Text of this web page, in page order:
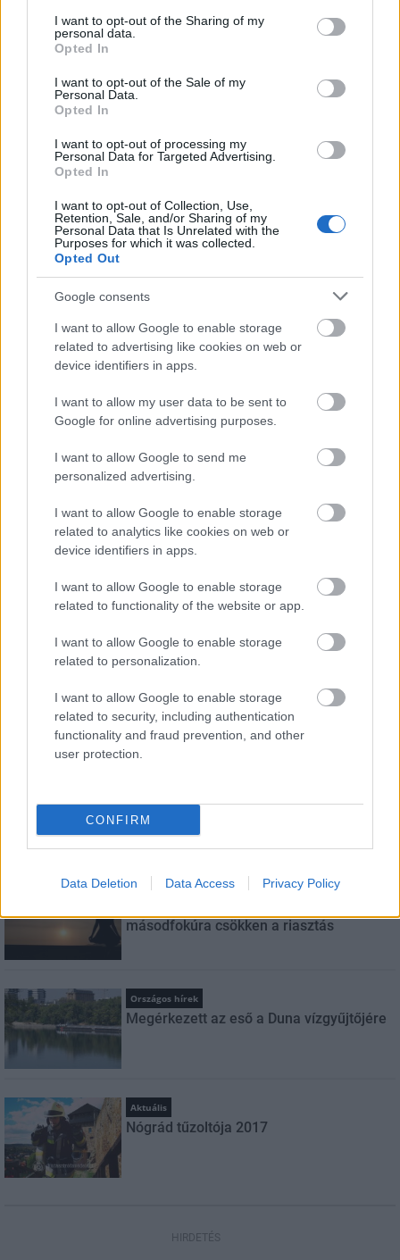
not limited to your visit or usage behaviour. You may click to
grant or deny consent to Google and its third-party tags to
use your data for below specified purposes in below Google
consent section.
I want to opt-out of the Sharing of my
personal data.
Opted In
I want to opt-out of the Sale of my
Personal Data.
Opted In
I want to opt-out of processing my
Personal Data for Targeted Advertising.
Opted In
I want to opt-out of Collection, Use,
Retention, Sale, and/or Sharing of my
Personal Data that Is Unrelated with the
Purposes for which it was collected.
Opted Out
Google consents
I want to allow Google to enable storage
related to advertising like cookies on web or
device identifiers in apps.
I want to allow my user data to be sent to
Google for online advertising purposes.
I want to allow Google to send me
personalized advertising.
I want to allow Google to enable storage
related to analytics like cookies on web or
device identifiers in apps.
I want to allow Google to enable storage
related to functionality of the website or app.
I want to allow Google to enable storage
related to personalization.
I want to allow Google to enable storage
related to security, including authentication
functionality and fraud prevention, and other
user protection.
CONFIRM
Data Deletion Data Access Privacy Policy
Tizenegy meglévő csomópontot korszerűsít és négy új,
különszintű csomópontot hoz létre az MKIF az M1-es
Másfélszeresére bővítik
Hódmezővásárhely jó hírű református
iskoláját
Flórián téri felüljárón
Paks II.: Mit jelent az 5. blokk új
mérföldköve a felülvizsgálat
HÍRLEVÉL
E-mail cím
Feliratkozom a hírlevélre és elfogadom az
szabályzatot!
LEGFRISSEBB
Országos hírek
másodfokúra csökken a riasztás
Országos hírek
Megérkezett az eső a Duna vízgyűjtőjére
Aktuális
Nógrád tűzoltója 2017
HIRDETÉS